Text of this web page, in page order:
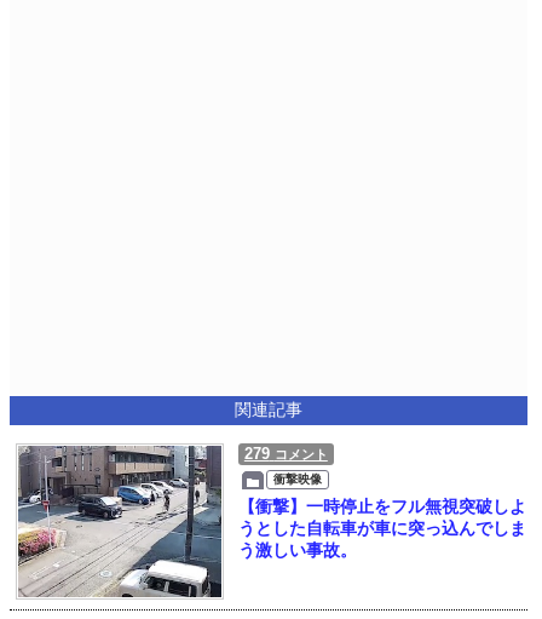
関連記事
279 コメント
衝撃映像
【衝撃】一時停止をフル無視突破しよ
うとした自転車が車に突っ込んでしま
う激しい事故。